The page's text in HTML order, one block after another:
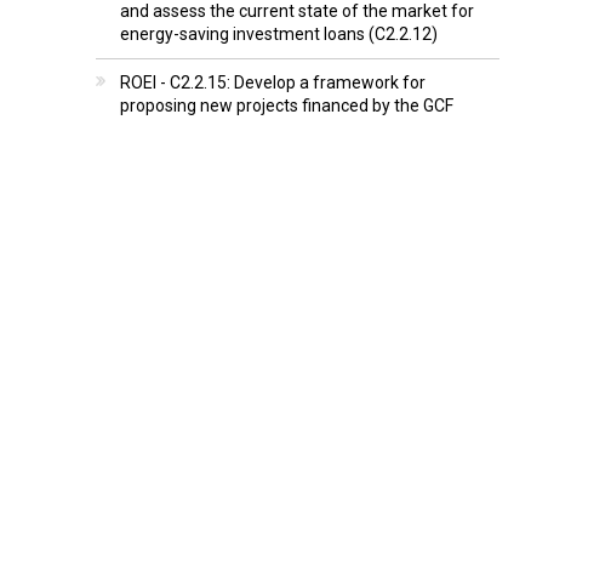
and assess the current state of the market for
energy-saving investment loans (C2.2.12)
ROEI - C2.2.15: Develop a framework for
proposing new projects financed by the GCF